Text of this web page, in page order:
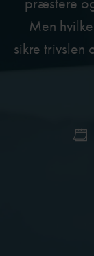
Men
sikre trivslen